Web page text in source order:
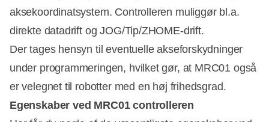
aksekoordinatsystem. Controlleren muliggør bl.a.
direkte datadrift og JOG/Tip/ZHOME-drift.
Der tages hensyn til eventuelle akseforskydninger
under programmeringen, hvilket gør, at MRC01 også
er velegnet til robotter med en høj frihedsgrad.
Egenskaber ved MRC01 controlleren